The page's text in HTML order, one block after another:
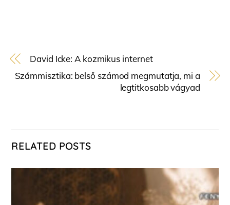
David Icke: A kozmikus internet
Számmisztika: belső számod megmutatja, mi a
legtitkosabb vágyad
RELATED POSTS